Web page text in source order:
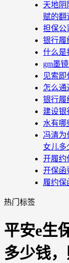
天地阴
赋的翻
担保公
银行履
什么是
gm墨
见索即
怎么通
银行履
建设银
水有哪
冯清为
女儿多
开履约
开保函
履约保
热门标签
平安e生
多少钱